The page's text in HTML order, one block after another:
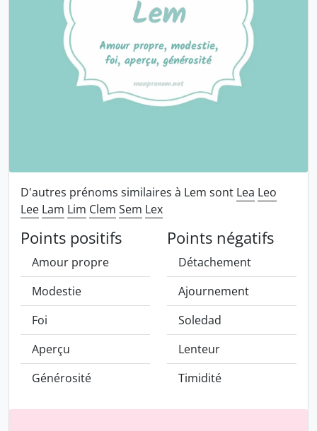
D'autres prénoms similaires à Lem sont Lea Leo
Lee Lam Lim Clem Sem Lex
Points positifs
Amour propre
Modestie
Foi
Aperçu
Générosité
Points négatifs
Détachement
Ajournement
Soledad
Lenteur
Timidité